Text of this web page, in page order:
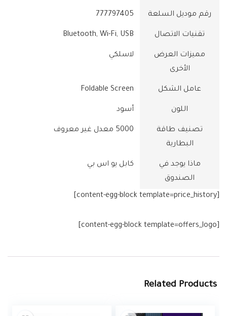
رقم موديل السلعة ‎777797405
تقنيات الاتصال ‎Bluetooth, Wi-Fi, USB
مميزات العرض
الأخرى
عامل الشكل ‎Foldable Screen
اللون
تصنيف طاقة
البطارية
‎5000 معدل غير معروف
ماذا يوجد في
الصندوق
[content-egg-block template=price_history]
[content-egg-block template=offers_logo]
Related Products